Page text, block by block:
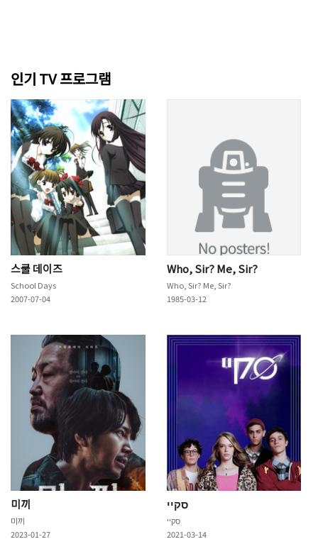
인기 TV 프로그램
스쿨 데이즈
School Days
2007-07-04
Who, Sir? Me, Sir?
Who, Sir? Me, Sir?
1985-03-12
미끼
미끼
2023-01-27
סקיי
סקיי
2021-03-14